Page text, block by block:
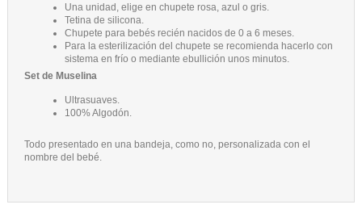
Una unidad, elige en chupete rosa, azul o gris.
Tetina de silicona.
Chupete para bebés recién nacidos de 0 a 6 meses.
Para la esterilización del chupete se recomienda hacerlo con
sistema en frío o mediante ebullición unos minutos.
Set de Muselina
Ultrasuaves.
100% Algodón.
Todo presentado en una bandeja, como no, personalizada con el
nombre del bebé.